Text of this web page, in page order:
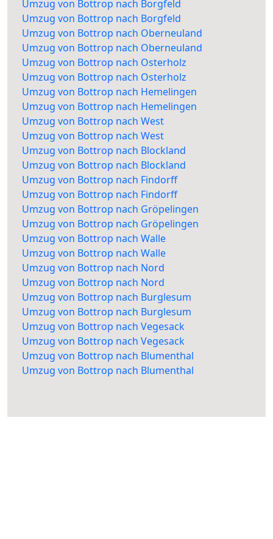
Umzug von Bottrop nach Borgfeld
Umzug von Bottrop nach Borgfeld
Umzug von Bottrop nach Oberneuland
Umzug von Bottrop nach Oberneuland
Umzug von Bottrop nach Osterholz
Umzug von Bottrop nach Osterholz
Umzug von Bottrop nach Hemelingen
Umzug von Bottrop nach Hemelingen
Umzug von Bottrop nach West
Umzug von Bottrop nach West
Umzug von Bottrop nach Blockland
Umzug von Bottrop nach Blockland
Umzug von Bottrop nach Findorff
Umzug von Bottrop nach Findorff
Umzug von Bottrop nach Gröpelingen
Umzug von Bottrop nach Gröpelingen
Umzug von Bottrop nach Walle
Umzug von Bottrop nach Walle
Umzug von Bottrop nach Nord
Umzug von Bottrop nach Nord
Umzug von Bottrop nach Burglesum
Umzug von Bottrop nach Burglesum
Umzug von Bottrop nach Vegesack
Umzug von Bottrop nach Vegesack
Umzug von Bottrop nach Blumenthal
Umzug von Bottrop nach Blumenthal